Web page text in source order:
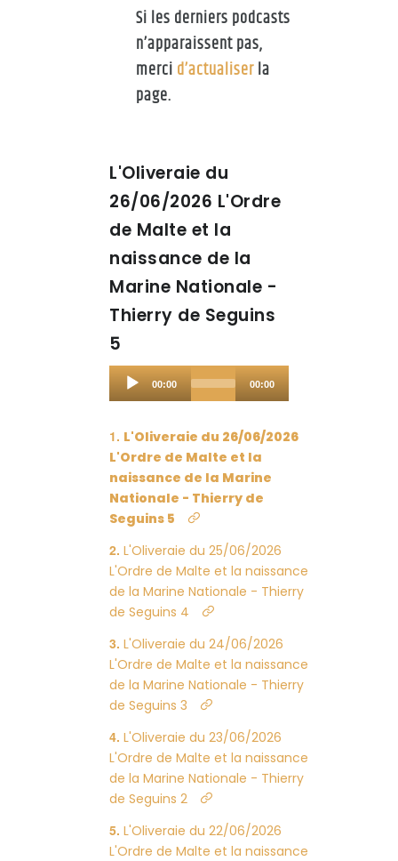
Si les derniers podcasts
n’apparaissent pas,
merci d’actualiserla
page.
L'Oliveraie du
26/06/2026 L'Ordre
de Malte et la
naissance de la
Marine Nationale -
Thierry de Seguins
5
Audio
Player
00:00 00:00
L'Oliveraie du 26/06/2026
L'Ordre de Malte et la
naissance de la Marine
Nationale - Thierry de
Seguins 5
L'Oliveraie du 25/06/2026
L'Ordre de Malte et la naissance
de la Marine Nationale - Thierry
de Seguins 4
L'Oliveraie du 24/06/2026
L'Ordre de Malte et la naissance
de la Marine Nationale - Thierry
de Seguins 3
L'Oliveraie du 23/06/2026
L'Ordre de Malte et la naissance
de la Marine Nationale - Thierry
de Seguins 2
L'Oliveraie du 22/06/2026
L'Ordre de Malte et la naissance